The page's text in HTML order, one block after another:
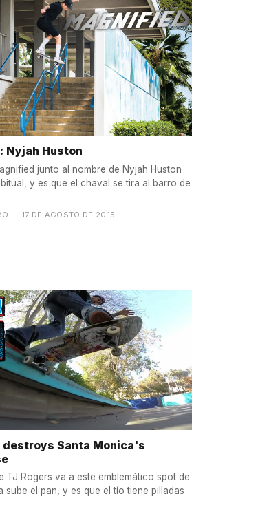
Nyjah Huston
junto al nombre de Nyjah Huston
y es que el chaval se tira al barro de
— 17 DE AGOSTO DE 2015
destroys Santa Monica's
TJ Rogers va a este emblemático spot de
sube el pan, y es que el tío tiene pilladas